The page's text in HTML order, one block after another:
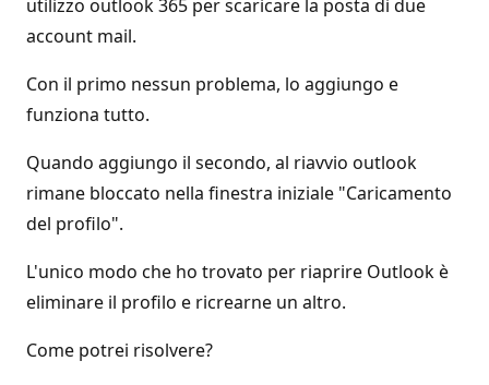
utilizzo outlook 365 per scaricare la posta di due
account mail.
Con il primo nessun problema, lo aggiungo e
funziona tutto.
Quando aggiungo il secondo, al riavvio outlook
rimane bloccato nella finestra iniziale "Caricamento
del profilo".
L'unico modo che ho trovato per riaprire Outlook è
eliminare il profilo e ricrearne un altro.
Come potrei risolvere?